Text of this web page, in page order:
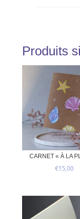
Produits
CARNET « À LA
€15,00